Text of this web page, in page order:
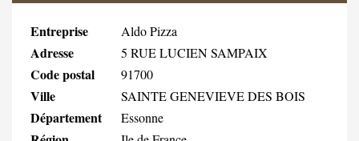
Entreprise Aldo Pizza
Adresse 5 RUE LUCIEN SAMPAIX
Code postal 91700
Ville SAINTE GENEVIEVE DES BOIS
Département Essonne